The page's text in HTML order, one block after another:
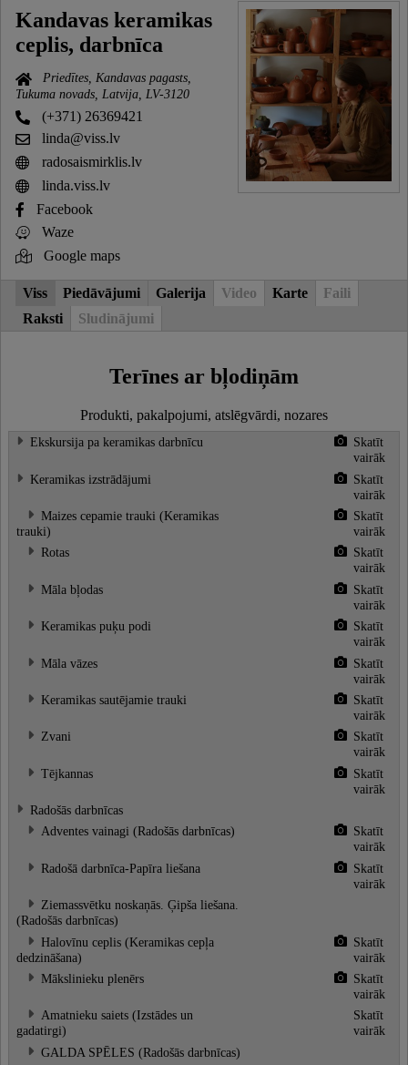
Kandavas keramikas
ceplis, darbnīca
Priedītes, Kandavas pagasts,
Tukuma novads, Latvija, LV-3120
(+371) 26369421
linda@viss.lv
radosaismirklis.lv
linda.viss.lv
Facebook
Waze
Google maps
Viss Piedāvājumi Galerija Video Karte
Faili
Raksti
Sludinājumi
Terīnes ar bļodiņām
Produkti, pakalpojumi, atslēgvārdi, nozares
Ekskursija pa keramikas darbnīcu
Skatīt
vairāk
Keramikas izstrādājumi
Skatīt
vairāk
Maizes cepamie trauki (Keramikas
trauki)
Skatīt
vairāk
Rotas
Skatīt
vairāk
Māla bļodas
Skatīt
vairāk
Keramikas puķu podi
Skatīt
vairāk
Māla vāzes
Skatīt
vairāk
Keramikas sautējamie trauki
Skatīt
vairāk
Zvani
Skatīt
vairāk
Tējkannas
Skatīt
vairāk
Radošās darbnīcas
Adventes vainagi (Radošās darbnīcas)
Skatīt
vairāk
Radošā darbnīca-Papīra liešana
Skatīt
vairāk
Ziemassvētku noskaņās. Ģipša liešana.
(Radošās darbnīcas)
Halovīnu ceplis (Keramikas cepļa
dedzināšana)
Skatīt
vairāk
Mākslinieku plenērs
Skatīt
vairāk
Amatnieku saiets (Izstādes un
gadatirgi)
Skatīt
vairāk
GALDA SPĒLES (Radošās darbnīcas)